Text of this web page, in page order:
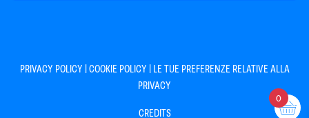
PRIVACY POLICY |COOKIE POLICY | LE TUE PREFERENZE RELATIVE ALLA
PRIVACY
CREDITS
0